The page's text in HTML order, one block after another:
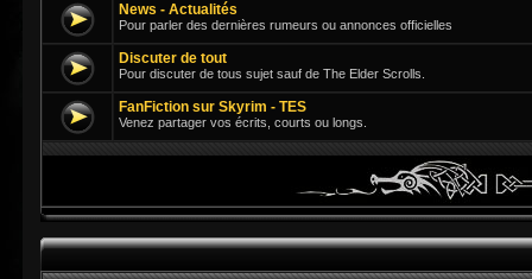
News - Actualités
Pour parler des dernières rumeurs ou annonces officielles
Discuter de tout
Pour discuter de tous sujet sauf de The Elder Scrolls.
FanFiction sur Skyrim - TES
Venez partager vos écrits, courts ou longs.